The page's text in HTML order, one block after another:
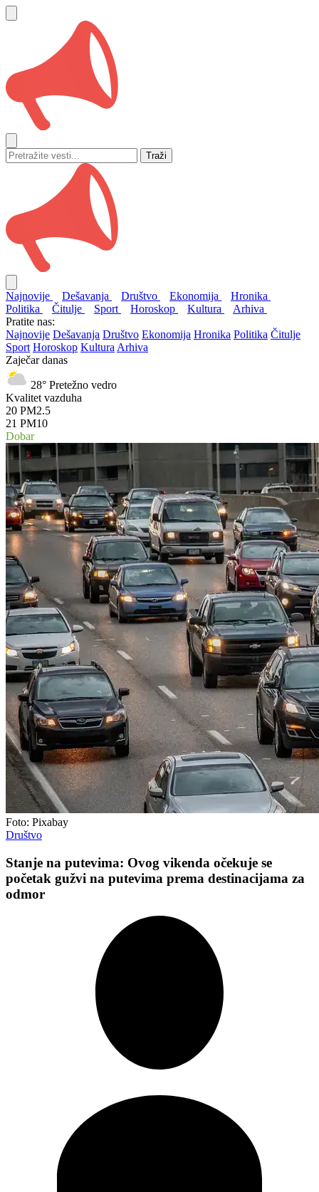
Traži
Najnovije Dešavanja Društvo Ekonomija
Hronika
Politika
Čitulje Sport Horoskop Kultura
Arhiva
Pratite nas:
Najnovije Dešavanja Društvo Ekonomija Hronika Politika Čitulje
Sport Horoskop Kultura Arhiva
Zaječar danas
28° Pretežno vedro
Kvalitet vazduha
20 PM2.5
21 PM10
Dobar
Foto: Pixabay
Društvo
Stanje na putevima: Ovog vikenda očekuje se
početak gužvi na putevima prema destinacijama za
odmor